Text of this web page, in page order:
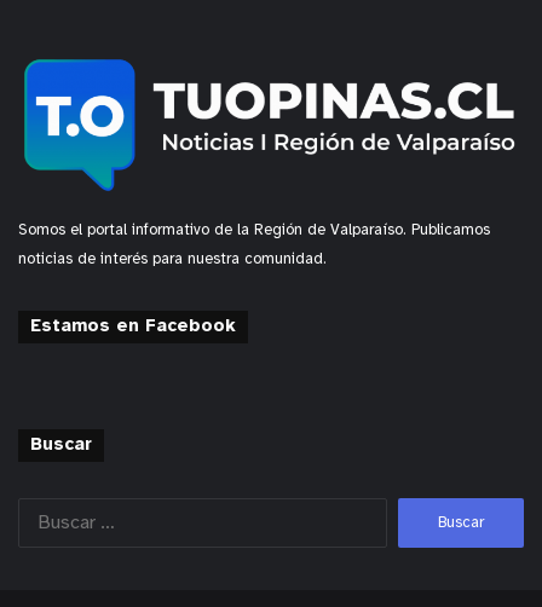
Somos el portal informativo de la Región de Valparaíso. Publicamos
noticias de interés para nuestra comunidad.
Estamos en Facebook
Buscar